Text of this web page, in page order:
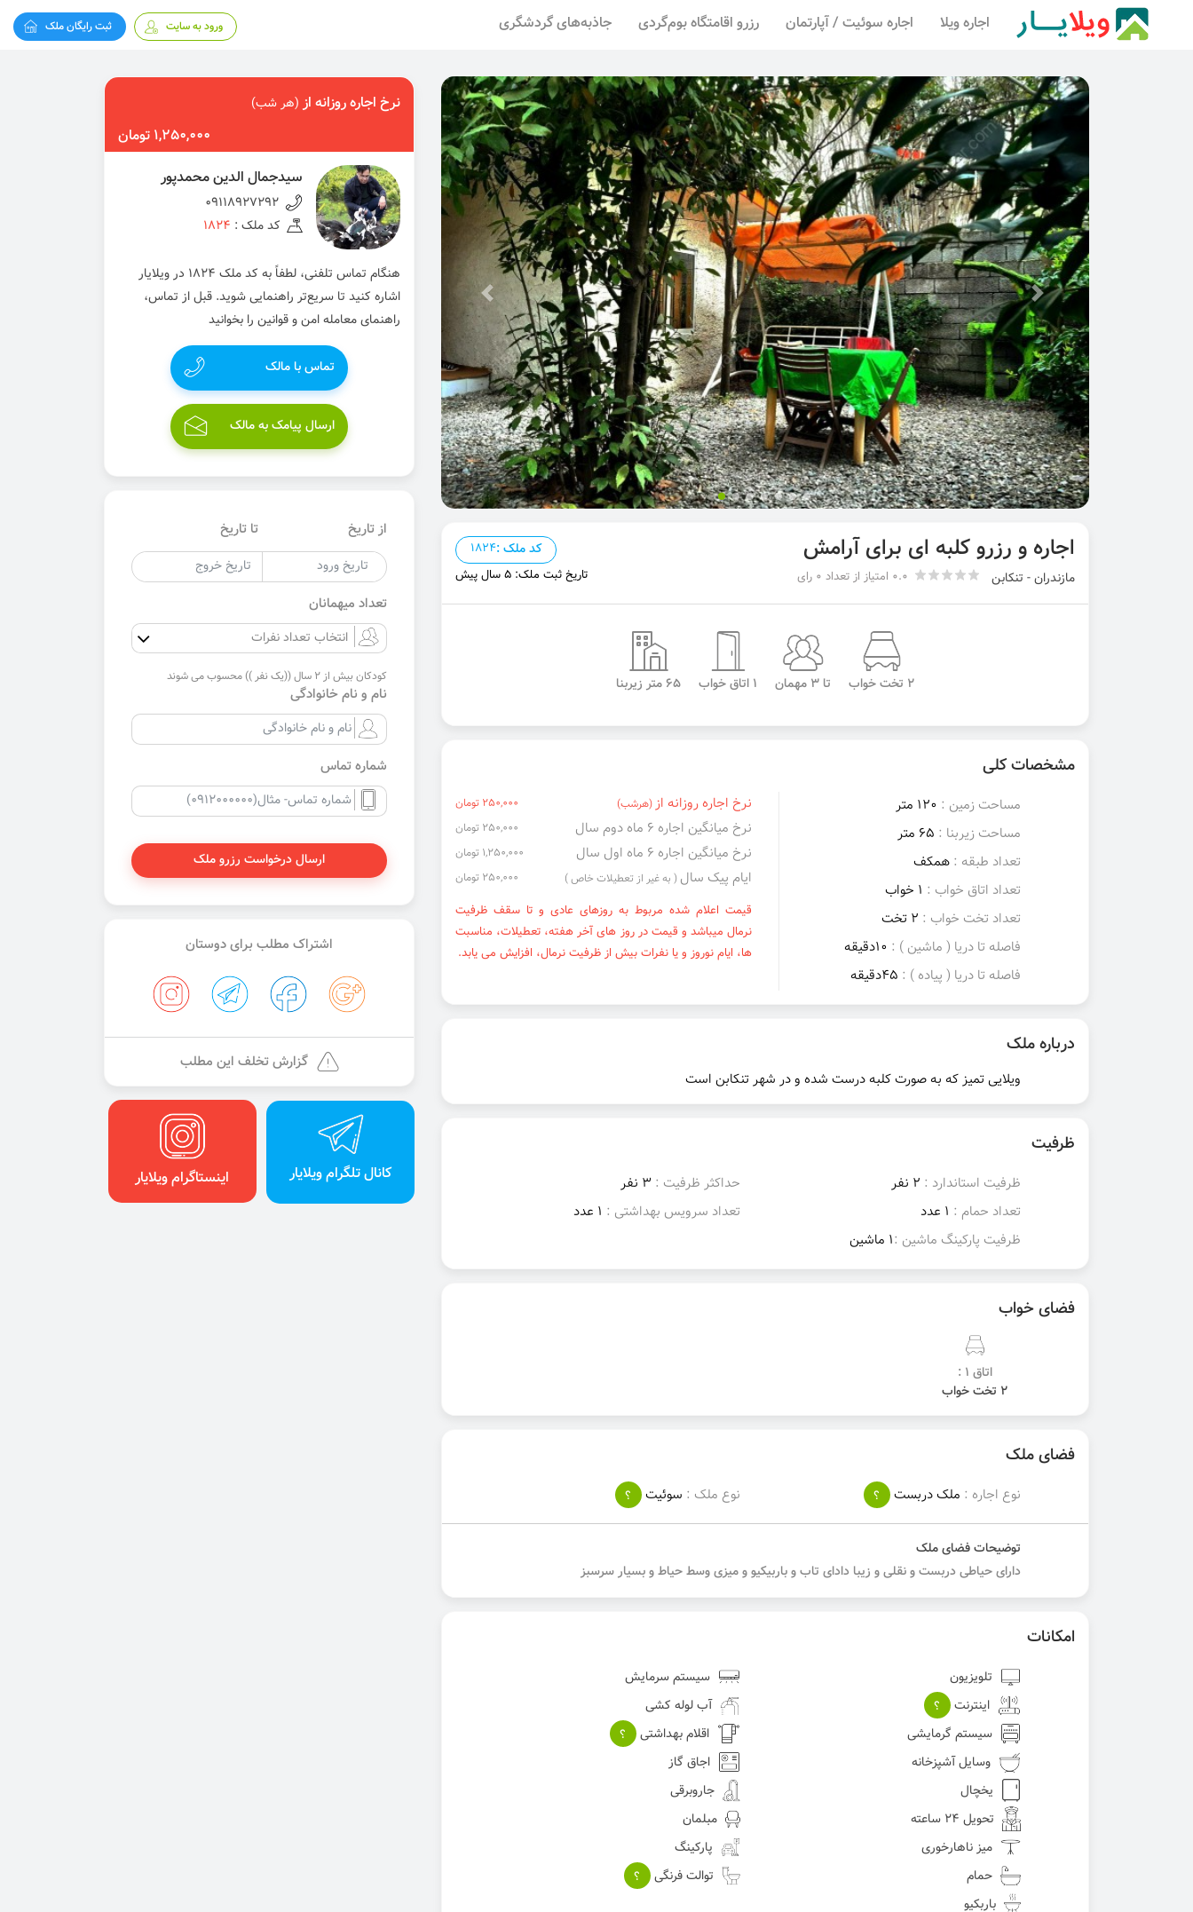
اجاره ویلا اجاره سوئیت / آپارتمان رزرو اقامتگاه بوم‌گردی جاذبه‌های گردشگری ورود به سایت ثبت رایگان ملک
اجاره و رزرو کلبه ای برای آرامش کد ملک :1824
مازندران - تنکابن 0.0 امتیاز از تعداد 0 رای تاریخ ثبت ملک: 5 سال پیش
2 تخت خواب تا 3 مهمان 1 اتاق خواب 65 متر زیربنا
مشخصات کلی
مساحت زمین : 120 متر
مساحت زیربنا : 65 متر
تعداد طبقه : همکف
تعداد اتاق خواب : 1 خواب
تعداد تخت خواب : 2 تخت
فاصله تا دریا ( ماشین ) : 10دقیقه
فاصله تا دریا ( پیاده ) : 45دقیقه
نرخ اجاره روزانه از(هرشب) 250,000 تومان
نرخ میانگین اجاره ۶ ماه دوم سال 250,000 تومان
نرخ میانگین اجاره ۶ ماه اول سال 1,250,000 تومان
ایام پیک سال ( به غیر از تعطیلات خاص ) 250,000 تومان
قیمت اعلام شده مربوط به روزهای عادی و تا سقف ظرفیت
نرمال میباشد و قیمت در روز های آخر هفته، تعطیلات، مناسبت
ها، ایام نوروز و یا نفرات بیش از ظرفیت نرمال، افزایش می یابد.
درباره ملک
ویلایی تمیز که به صورت کلبه درست شده و در شهر تنکابن است
ظرفیت
ظرفیت استاندارد : 2 نفر حداکثر ظرفیت : 3 نفر
تعداد حمام : 1 عدد تعداد سرویس بهداشتی : 1 عدد
ظرفیت پارکینگ ماشین :1 ماشین
فضای خواب
اتاق 1 :
2 تخت خواب
فضای ملک
نوع اجاره : ملک دربست ؟ نوع ملک : سوئیت ؟
توضیحات فضای ملک
دارای حیاطی دربست و نقلی و زیبا دادای تاب و باربیکیو و میزی وسط حیاط و بسیار سرسبز
امکانات
تلویزیون
سیستم سرمایش
اینترنت
؟
آب لوله کشی
سیستم گرمایشی
اقلام بهداشتی ؟
وسایل آشپزخانه
اجاق گاز
یخچال
جاروبرقی
تحویل 24 ساعته
مبلمان
میز ناهارخوری
پارکینگ
حمام
توالت فرنگی ؟
باربکیو
نرخ اجاره روزانه از(هر شب)
1,250,000 تومان
سیدجمال الدین محمدپور
09118927292
کد ملک : 1824
هنگام تماس تلفنی، لطفاً به کد ملک 1824 در ویلایار
اشاره کنید تا سریع‌تر راهنمایی شوید. قبل از تماس،
راهنمای معامله امن و قوانین را بخوانید
تماس با مالک
ارسال پیامک به مالک
از تاریخ تا تاریخ
تعداد میهمانان
کودکان بیش از 2 سال ((یک نفر )) محسوب می شوند
نام و نام خانوادگی
شماره تماس
ارسال درخواست رزرو ملک
اشتراک مطلب برای دوستان
گزارش تخلف این مطلب
کانال تلگرام ویلایار اینستاگرام ویلایار